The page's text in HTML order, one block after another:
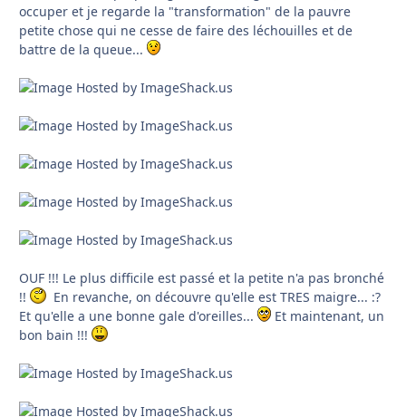
occuper et je regarde la "transformation" de la pauvre
petite chose qui ne cesse de faire des léchouilles et de
battre de la queue...
OUF !!! Le plus difficile est passé et la petite n'a pas bronché
!!
En revanche, on découvre qu'elle est TRES maigre... :?
Et qu'elle a une bonne gale d'oreilles...
Et maintenant, un
bon bain !!!